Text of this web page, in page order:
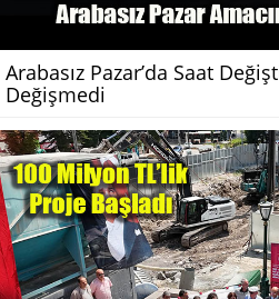
Arabasız Pazar’da Saat
Değişmedi